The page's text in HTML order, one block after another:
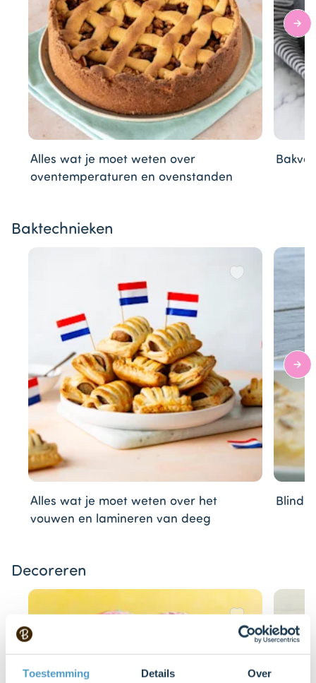
Toestemming Details Over
Alles wat je moet weten over
oventemperaturen en ovenstanden
1
Baktechnieken
Alles wat je moet weten over het
vouwen en lamineren van deeg
Blind
1
of
Decoreren